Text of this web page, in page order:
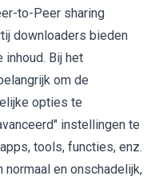
to-Peer sharing
downloaders bieden
inhoud. Bij het
om de
opties te
instellingen te
tools, functies, enz.
en onschadelijk,